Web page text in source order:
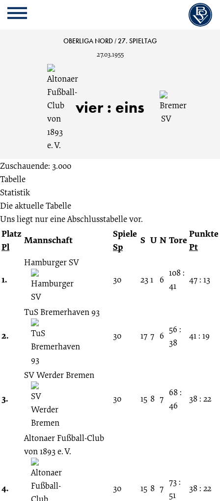
Cookie
Einstellungen
Zum
Inhalt
Cookie
Einstellungen
Kopfbereich
MENU
Altonaer
Fußball-
e. V.
vs.
Bremer
SV
4:1
Spieltag
27.03.1955
1954/1955
(Oberliga
Nord)
OBERLIGA NORD /27. SPIELTAG
27.03.1955
vier : eins
Zuschauende: 3.000
Tabelle
Statistik
Die aktuelle Tabelle
Uns liegt nur eine Abschlusstabelle vor.
Platz
Pl
Mannschaft
Spiele
Sp
S U N Tore
Punkte
Pt
1.
Hamburger SV
30
231 6
108 :
41
47 : 13
2.
TuS Bremerhaven 93
30 17 7 6
56 :
38
41 : 19
3.
SV Werder Bremen
30 15 8 7
68 :
46
38 : 22
4.
Altonaer Fußball-Club
von 1893 e. V.
30 15 8 7
73 :
51
38 : 22